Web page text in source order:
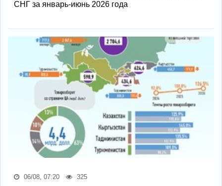
СНГ за январь-июнь 2026 года
06/08, 07:20 325